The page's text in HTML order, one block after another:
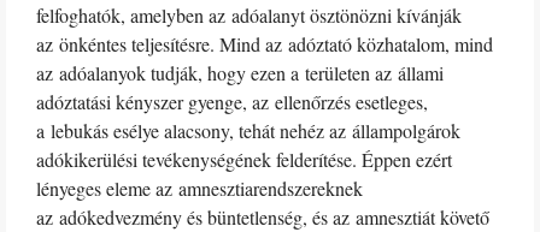
felfoghatók, amelyben az adóalanyt ösztönözni kívánják
az önkéntes teljesítésre. Mind az adóztató közhatalom, mind
az adóalanyok tudják, hogy ezen a területen az állami
adóztatási kényszer gyenge, az ellenőrzés esetleges,
a lebukás esélye alacsony, tehát nehéz az állampolgárok
adókikerülési tevékenységének felderítése. Éppen ezért
lényeges eleme az amnesztiarendszereknek
az adókedvezmény és büntetlenség, és az amnesztiát követő